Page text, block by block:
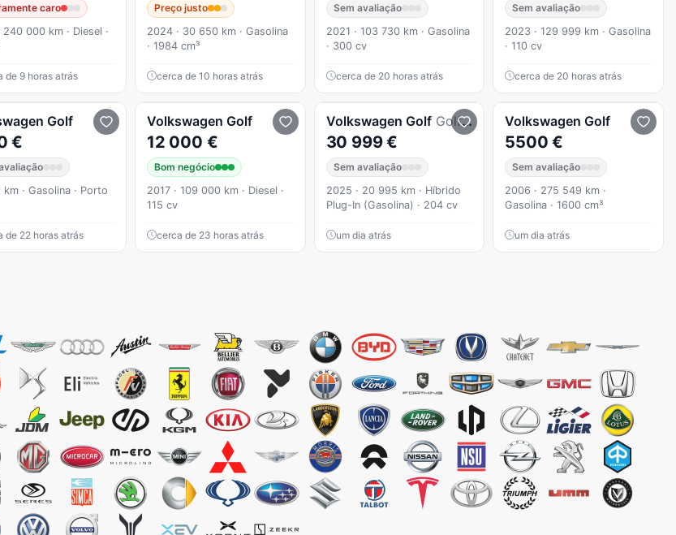
caro
240 000 km · Diesel ·
de 9 horas atrás
Preço justo
2024 · 30 650 km · Gasolina
· 1984 cm³
cerca de 10 horas atrás
Sem avaliação
2021 · 103 730 km · Gasolina
· 300 cv
cerca de 20 horas atrás
Sem avaliação
2023 · 129 999 km · Gasolina
· 110 cv
cerca de 20 horas atrás
Golf
€
km · Gasolina · Porto
de 22 horas atrás
Volkswagen Golf
12 000 €
Bom negócio
2017 · 109 000 km · Diesel ·
115 cv
cerca de 23 horas atrás
Volkswagen Golf Golf 1.5 Tsi E-Hybrid Life Dsg
30 999 €
Sem avaliação
2025 · 20 995 km · Híbrido
Plug-In (Gasolina) · 204 cv
um dia atrás
Volkswagen Golf
5500 €
Sem avaliação
2006 · 275 549 km ·
Gasolina · 1600 cm³
um dia atrás